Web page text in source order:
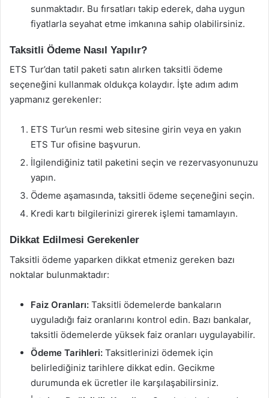
sunmaktadır. Bu fırsatları takip ederek, daha uygun
fiyatlarla seyahat etme imkanına sahip olabilirsiniz.
Taksitli Ödeme Nasıl Yapılır?
ETS Tur’dan tatil paketi satın alırken taksitli ödeme
seçeneğini kullanmak oldukça kolaydır. İşte adım adım
yapmanız gerekenler:
ETS Tur’un resmi web sitesine girin veya en yakın
ETS Tur ofisine başvurun.
İlgilendiğiniz tatil paketini seçin ve rezervasyonunuzu
yapın.
Ödeme aşamasında, taksitli ödeme seçeneğini seçin.
Kredi kartı bilgilerinizi girerek işlemi tamamlayın.
Dikkat Edilmesi Gerekenler
Taksitli ödeme yaparken dikkat etmeniz gereken bazı
noktalar bulunmaktadır:
Faiz Oranları: Taksitli ödemelerde bankaların
uyguladığı faiz oranlarını kontrol edin. Bazı bankalar,
taksitli ödemelerde yüksek faiz oranları uygulayabilir.
Ödeme Tarihleri: Taksitlerinizi ödemek için
belirlediğiniz tarihlere dikkat edin. Gecikme
durumunda ek ücretler ile karşılaşabilirsiniz.